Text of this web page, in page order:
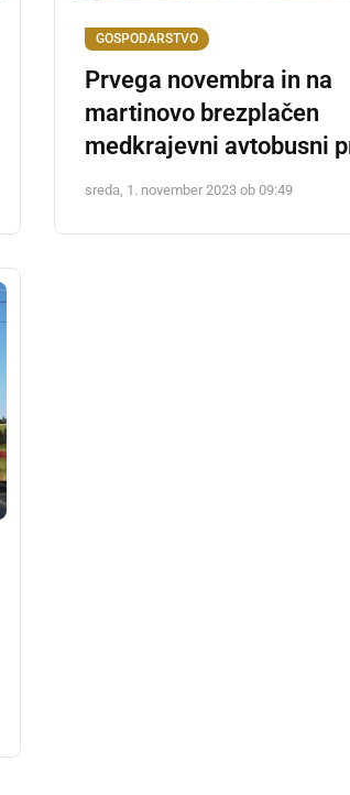
GOSPODARSTVO
Prvega novembra in na
martinovo brezplačen
medkrajevni avtobusni
sreda, 1. november 2023 ob 09:49